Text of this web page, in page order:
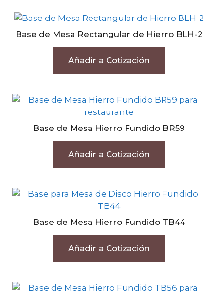
Base de Mesa Rectangular de Hierro BLH-2
Añadir a Cotización
Base de Mesa Hierro Fundido BR59
Añadir a Cotización
Base de Mesa Hierro Fundido TB44
Añadir a Cotización